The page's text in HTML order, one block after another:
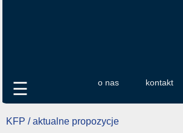
o nas kontakt
☰
KFP / aktualne propozycje